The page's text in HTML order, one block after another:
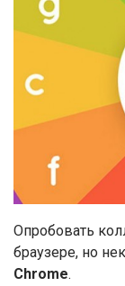
Опробовать
браузере, но
Chrome.